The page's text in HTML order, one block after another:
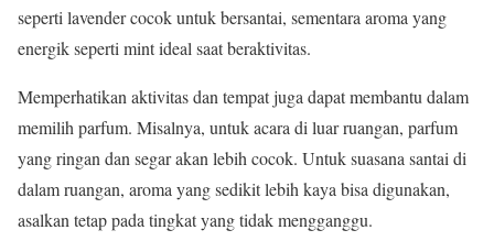
seperti lavender cocok untuk bersantai, sementara aroma yang
energik seperti mint ideal saat beraktivitas.
Memperhatikan aktivitas dan tempat juga dapat membantu dalam
memilih parfum. Misalnya, untuk acara di luar ruangan, parfum
yang ringan dan segar akan lebih cocok. Untuk suasana santai di
dalam ruangan, aroma yang sedikit lebih kaya bisa digunakan,
asalkan tetap pada tingkat yang tidak mengganggu.